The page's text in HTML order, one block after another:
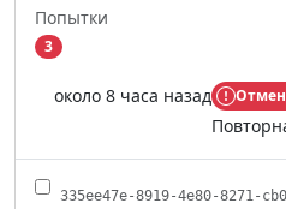
Попытки
3
около 8 часа назад
335ee47e-8919-4e80-8271-